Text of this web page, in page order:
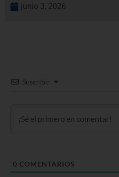
junio 3, 2026
Suscribir
0 COMENTARIOS